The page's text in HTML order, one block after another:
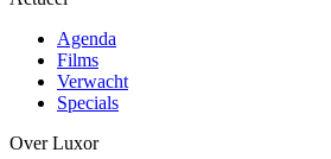
Agenda
Films
Verwacht
Specials
Over Luxor